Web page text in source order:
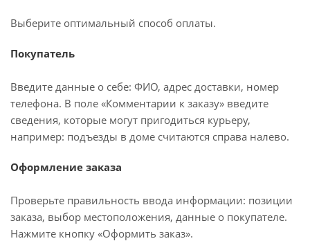
Выберите оптимальный способ оплаты.
Покупатель
Введите данные о себе: ФИО, адрес доставки, номер
телефона. В поле «Комментарии к заказу» введите
сведения, которые могут пригодиться курьеру,
например: подъезды в доме считаются справа налево.
Оформление заказа
Проверьте правильность ввода информации: позиции
заказа, выбор местоположения, данные о покупателе.
Нажмите кнопку «Оформить заказ».